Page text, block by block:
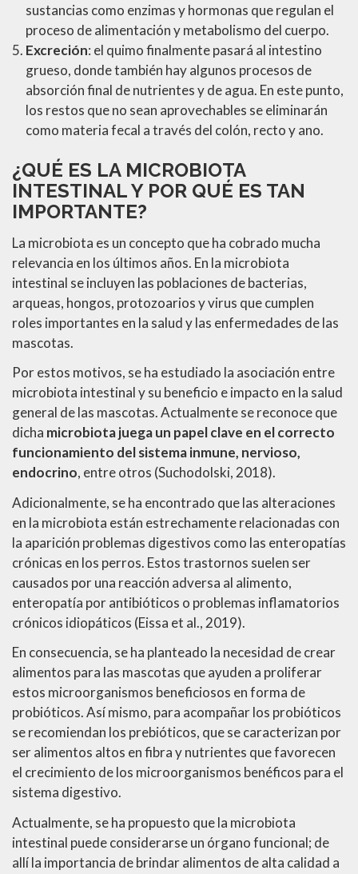
sustancias como enzimas y hormonas que regulan el
proceso de alimentación y metabolismo del cuerpo.
Excreción: el quimo finalmente pasará al intestino
grueso, donde también hay algunos procesos de
absorción final de nutrientes y de agua. En este punto,
los restos que no sean aprovechables se eliminarán
como materia fecal a través del colón, recto y ano.
¿QUÉ ES LA MICROBIOTA
INTESTINAL Y POR QUÉ ES TAN
IMPORTANTE?
La microbiota es un concepto que ha cobrado mucha
relevancia en los últimos años. En la microbiota
intestinal se incluyen las poblaciones de bacterias,
arqueas, hongos, protozoarios y virus que cumplen
roles importantes en la salud y las enfermedades de las
mascotas.
Por estos motivos, se ha estudiado la asociación entre
microbiota intestinal y su beneficio e impacto en la salud
general de las mascotas. Actualmente se reconoce que
dicha microbiota juega un papel clave en el correcto
funcionamiento del sistema inmune, nervioso,
endocrino, entre otros (Suchodolski, 2018).
Adicionalmente, se ha encontrado que las alteraciones
en la microbiota están estrechamente relacionadas con
la aparición problemas digestivos como las enteropatías
crónicas en los perros. Estos trastornos suelen ser
causados por una reacción adversa al alimento,
enteropatía por antibióticos o problemas inflamatorios
crónicos idiopáticos (Eissa et al., 2019).
En consecuencia, se ha planteado la necesidad de crear
alimentos para las mascotas que ayuden a proliferar
estos microorganismos beneficiosos en forma de
probióticos. Así mismo, para acompañar los probióticos
se recomiendan los prebióticos, que se caracterizan por
ser alimentos altos en fibra y nutrientes que favorecen
el crecimiento de los microorganismos benéficos para el
sistema digestivo.
Actualmente, se ha propuesto que la microbiota
intestinal puede considerarse un órgano funcional; de
allí la importancia de brindar alimentos de alta calidad a